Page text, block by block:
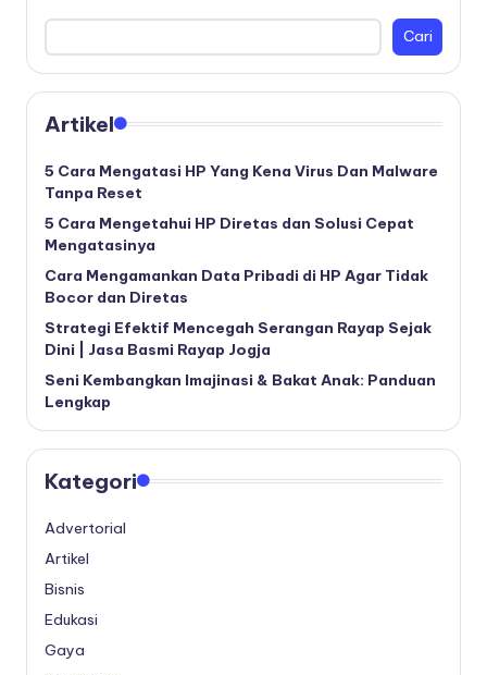
Cari
Artikel
5 Cara Mengatasi HP Yang Kena Virus Dan Malware
Tanpa Reset
5 Cara Mengetahui HP Diretas dan Solusi Cepat
Mengatasinya
Cara Mengamankan Data Pribadi di HP Agar Tidak
Bocor dan Diretas
Strategi Efektif Mencegah Serangan Rayap Sejak
Dini | Jasa Basmi Rayap Jogja
Seni Kembangkan Imajinasi & Bakat Anak: Panduan
Lengkap
Kategori
Advertorial
Artikel
Bisnis
Edukasi
Gaya